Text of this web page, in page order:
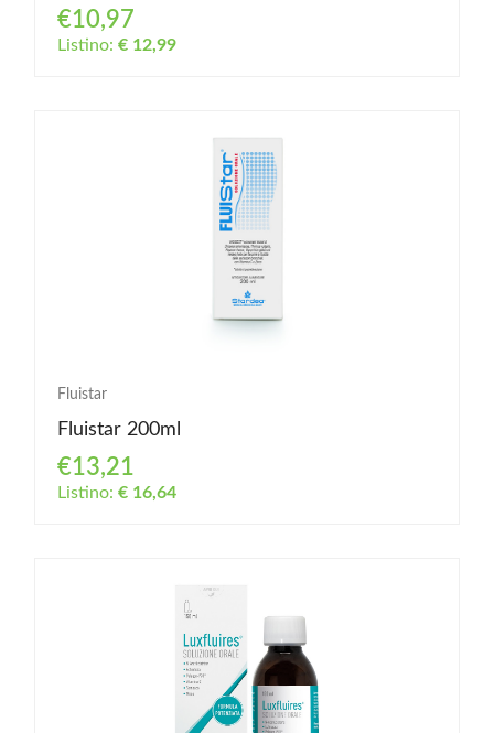
€10,97
Listino: € 12,99
Fluistar
Fluistar 200ml
€13,21
Listino: € 16,64